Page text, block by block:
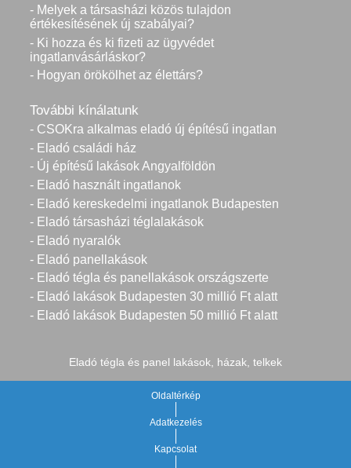
- Melyek a társasházi közös tulajdon
értékesítésének új szabályai?
- Ki hozza és ki fizeti az ügyvédet
ingatlanvásárláskor?
- Hogyan örökölhet az élettárs?
További kínálatunk
- CSOKra alkalmas eladó új építésű ingatlan
- Eladó családi ház
- Új építésű lakások Angyalföldön
- Eladó használt ingatlanok
- Eladó kereskedelmi ingatlanok Budapesten
- Eladó társasházi téglalakások
- Eladó nyaralók
- Eladó panellakások
- Eladó tégla és panellakások országszerte
- Eladó lakások Budapesten 30 millió Ft alatt
- Eladó lakások Budapesten 50 millió Ft alatt
Eladó tégla és panel lakások, házak, telkek
Oldaltérkép
Adatkezelés
Kapcsolat